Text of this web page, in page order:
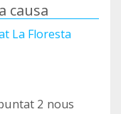
causa
La Floresta
2 nous